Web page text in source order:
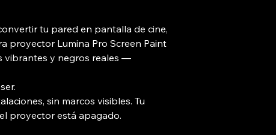
tu pared en pantalla de cine,
proyector Lumina Pro Screen Paint
vibrantes y negros reales —
sin marcos visibles. Tu
proyector está apagado.